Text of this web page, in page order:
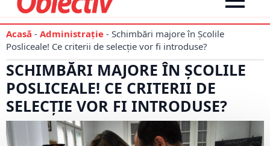
Acasă - Administraţie - Schimbări majore în Școlile
Posliceale! Ce criterii de selecție vor fi introduse?
SCHIMBĂRI MAJORE ÎN ȘCOLILE
POSLICEALE! CE CRITERII DE
SELECȚIE VOR FI INTRODUSE?